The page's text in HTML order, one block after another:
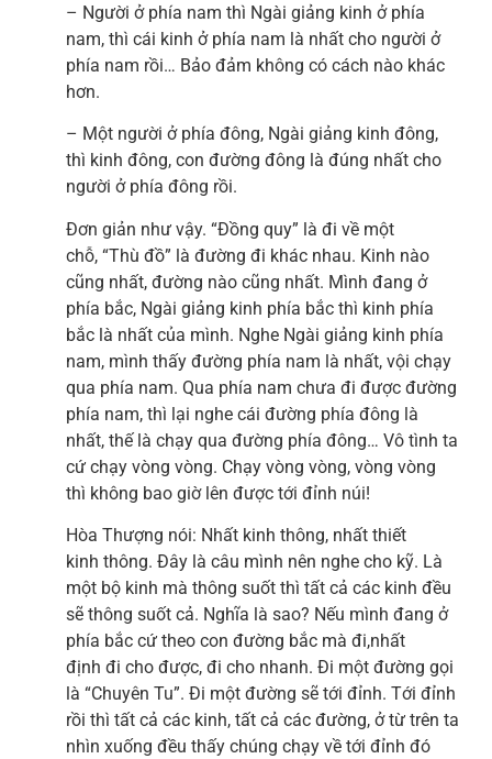
– Người ở phía nam thì Ngài giảng kinh ở phía
nam, thì cái kinh ở phía nam là nhất cho người ở
phía nam rồi… Bảo đảm không có cách nào khác
hơn.
– Một người ở phía đông, Ngài giảng kinh đông,
thì kinh đông, con đường đông là đúng nhất cho
người ở phía đông rồi.
Đơn giản như vậy. “Đồng quy” là đi về một
chỗ, “Thù đồ” là đường đi khác nhau. Kinh nào
cũng nhất, đường nào cũng nhất. Mình đang ở
phía bắc, Ngài giảng kinh phía bắc thì kinh phía
bắc là nhất của mình. Nghe Ngài giảng kinh phía
nam, mình thấy đường phía nam là nhất, vội chạy
qua phía nam. Qua phía nam chưa đi được đường
phía nam, thì lại nghe cái đường phía đông là
nhất, thế là chạy qua đường phía đông… Vô tình ta
cứ chạy vòng vòng. Chạy vòng vòng, vòng vòng
thì không bao giờ lên được tới đỉnh núi!
Hòa Thượng nói: Nhất kinh thông, nhất thiết
kinh thông. Đây là câu mình nên nghe cho kỹ. Là
một bộ kinh mà thông suốt thì tất cả các kinh đều
sẽ thông suốt cả. Nghĩa là sao? Nếu mình đang ở
phía bắc cứ theo con đường bắc mà đi,nhất
định đi cho được, đi cho nhanh. Đi một đường gọi
là “Chuyên Tu”. Đi một đường sẽ tới đỉnh. Tới đỉnh
rồi thì tất cả các kinh, tất cả các đường, ở từ trên ta
nhìn xuống đều thấy chúng chạy về tới đỉnh đó